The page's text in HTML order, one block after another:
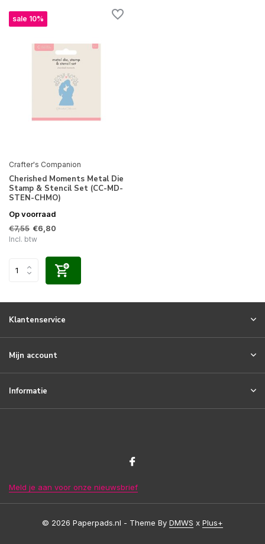
sale 10%
Crafter's Companion
Cherished Moments Metal Die
Stamp & Stencil Set (CC-MD-
STEN-CHMO)
Op voorraad
€7,55 €6,80
Incl. btw
Klantenservice
Mijn account
Informatie
Meld je aan voor onze nieuwsbrief
© 2026 Paperpads.nl - Theme By DMWS x Plus+